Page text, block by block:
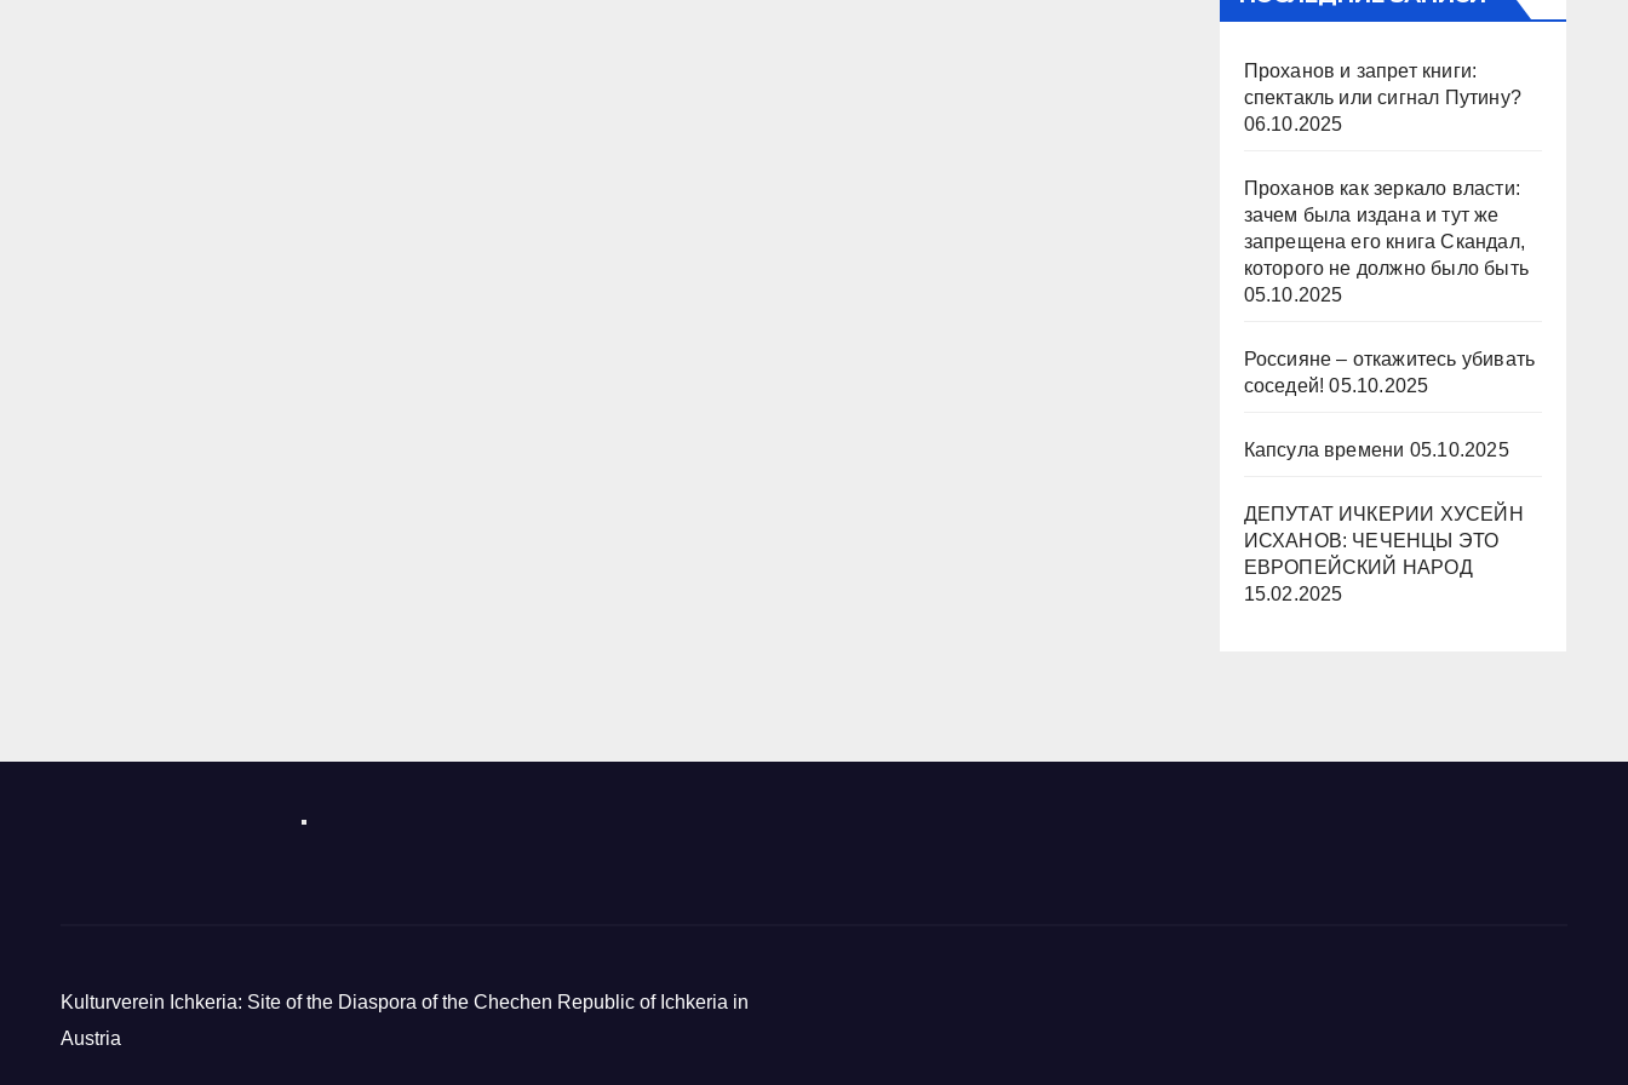
Проханов и запрет книги:
спектакль или сигнал Путину?
06.10.2025
Проханов как зеркало власти:
зачем была издана и тут же
запрещена его книга Скандал,
которого не должно было быть
05.10.2025
Россияне – откажитесь убивать
соседей! 05.10.2025
Капсула времени 05.10.2025
ДЕПУТАТ ИЧКЕРИИ ХУСЕЙН
ИСХАНОВ: ЧЕЧЕНЦЫ ЭТО
ЕВРОПЕЙСКИЙ НАРОД
15.02.2025
Kulturverein Ichkeria: Site of the Diaspora of the Chechen Republic of Ichkeria in
Austria